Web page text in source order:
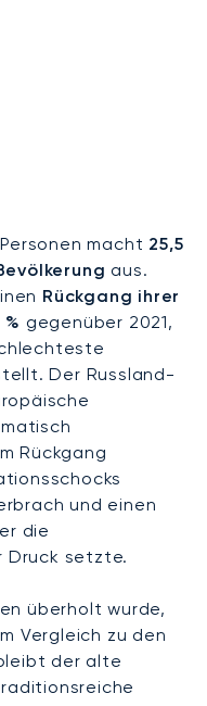
macht 25,5
aus.
Rückgang ihrer
gegenüber 2021,
Der Russland-
Rückgang
und einen
die
Druck setzte.
überholt wurde,
Vergleich zu den
der alte